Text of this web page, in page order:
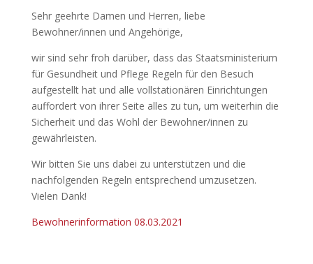
Sehr geehrte Damen und Herren, liebe
Bewohner/innen und Angehörige,
wir sind sehr froh darüber, dass das Staatsministerium
für Gesundheit und Pflege Regeln für den Besuch
aufgestellt hat und alle vollstationären Einrichtungen
auffordert von ihrer Seite alles zu tun, um weiterhin die
Sicherheit und das Wohl der Bewohner/innen zu
gewährleisten.
Wir bitten Sie uns dabei zu unterstützen und die
nachfolgenden Regeln entsprechend umzusetzen.
Vielen Dank!
Bewohnerinformation 08.03.2021